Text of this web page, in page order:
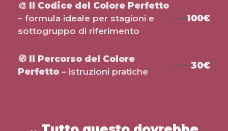
🎨
Il Codice del Colore Perfetto
– formula ideale per stagioni e
sottogruppo di riferimento
100€
🧭
Il Percorso del Colore
Perfetto – istruzioni pratiche
30€